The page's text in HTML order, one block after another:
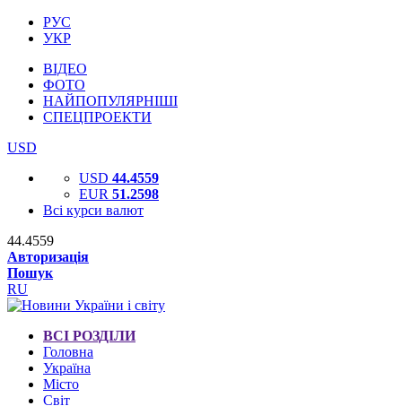
РУС
УКР
ВІДЕО
ФОТО
НАЙПОПУЛЯРНІШІ
СПЕЦПРОЕКТИ
USD
USD 44.4559
EUR 51.2598
Всі курси валют
44.4559
Авторизація
Пошук
RU
ВСІ РОЗДІЛИ
Головна
Україна
Місто
Світ